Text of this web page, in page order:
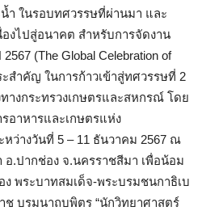
ในรอบทศวรรษที่ผ่านมา และ
งไปสู่อนาคต สำหรับการจัดงาน
(The Global Celebration of
ะสำคัญ ในการก้าวเข้าสู่ทศวรรษที่ 2
างกระทรวงเกษตรและสหกรณ์ โดย
อาหารและเกษตรแห่ง
ว่างวันที่ 5 – 11 ธันวาคม 2567 ณ
.ปากช่อง จ.นครราชสีมา เพื่อน้อม
พระบาทสมเด็จ-พระบรมชนกาธิเบ
บรมนาถบพิตร “นักวิทยาศาสตร์